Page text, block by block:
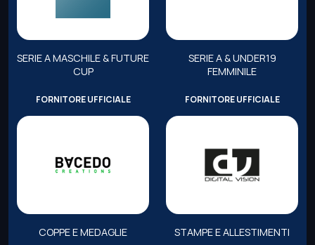
SERIE A MASCHILE & FUTURE
CUP
SERIE A & UNDER19
FEMMINILE
FORNITORE UFFICIALE
COPPE E MEDAGLIE
FORNITORE UFFICIALE
STAMPE E ALLESTIMENTI